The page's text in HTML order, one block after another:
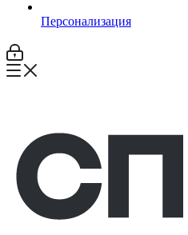
Персонализация